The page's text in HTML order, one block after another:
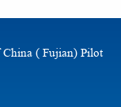
( Fujian) Pilot